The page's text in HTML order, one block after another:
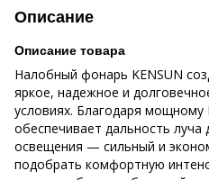
Описание
Описание товара
Налобный фонарь KENSUN
яркое, надежное и
условиях. Благодаря
обеспечивает дальность
освещения — сильный и
подобрать комфортную